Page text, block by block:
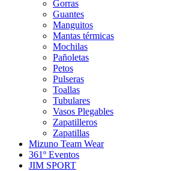
Gorras
Guantes
Manguitos
Mantas térmicas
Mochilas
Pañoletas
Petos
Pulseras
Toallas
Tubulares
Vasos Plegables
Zapatilleros
Zapatillas
Mizuno Team Wear
361º Eventos
JIM SPORT